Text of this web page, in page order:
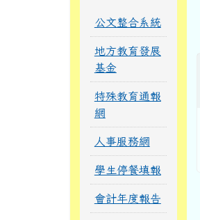
公文整合系統
地方教育發展
基金
特殊教育通報
網
人事服務網
學生停餐填報
會計年度報告